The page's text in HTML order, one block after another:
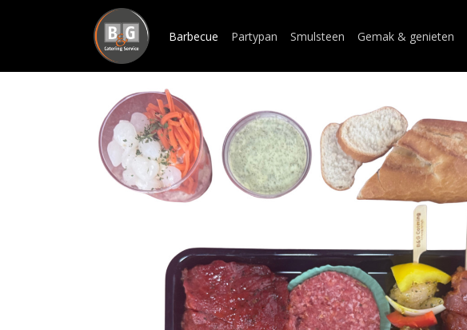
Barbecue Partypan Smulsteen Gemak & genieten